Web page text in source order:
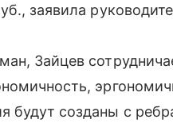
заявила
Зайцев
будут созданы с